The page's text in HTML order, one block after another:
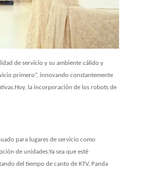
de servicio y su ambiente cálido y
primero”, innovando constantemente
la incorporación de los robots de
para lugares de servicio como
de unidades.Ya sea que esté
del tiempo de canto de KTV, Panda